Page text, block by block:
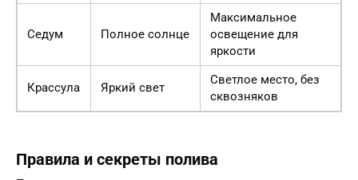
Седум Полное солнце
Максимальное
освещение для
яркости
Крассула Яркий свет
Светлое место, без
сквозняков
Правила и секреты полива